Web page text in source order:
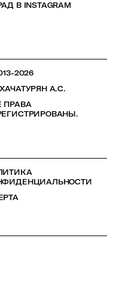
В INSTAGRAM
2026
А.С.
ПРАВА